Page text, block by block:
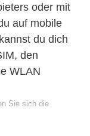
oder mit
auf mobile
du dich
den
WLAN
Sie sich die